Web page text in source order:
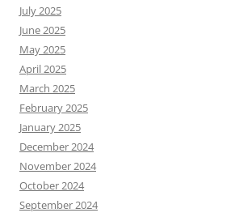
July 2025
June 2025
May 2025
April 2025
March 2025
February 2025
January 2025
December 2024
November 2024
October 2024
September 2024